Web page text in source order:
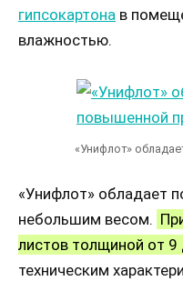
гипсокартона в
влажностью.
«Унифлот»
«Унифлот» обладает
небольшим весом.
листов толщиной от
техническим